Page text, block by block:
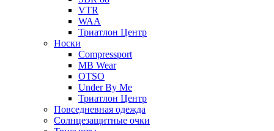
VTR
WAA
Триатлон Центр
Носки
Compressport
MB Wear
OTSO
Under By Me
Триатлон Центр
Повседневная одежда
Солнцезащитные очки